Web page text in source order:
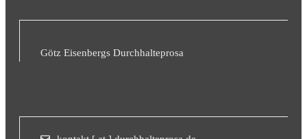
Götz Eisenbergs Durchhalteprosa